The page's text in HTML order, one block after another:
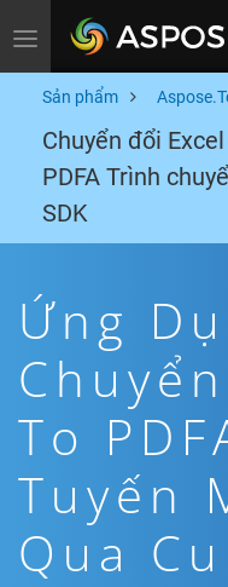
Toggle navigation
Sản phẩm
Chuyển đổi
PDFA Trình
SDK
Ứng
To
Tuyến
Qua